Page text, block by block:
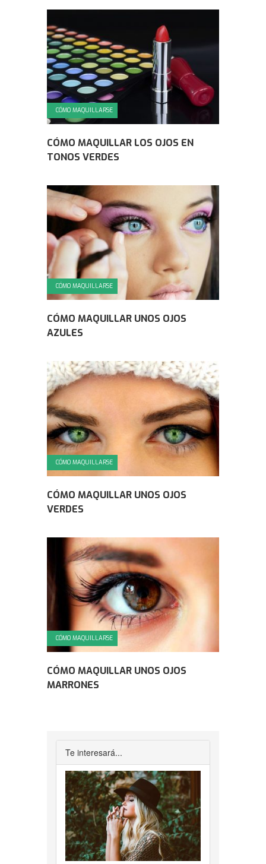
CÓMO MAQUILLARSE
CÓMO MAQUILLAR LOS OJOS EN
TONOS VERDES
CÓMO MAQUILLARSE
CÓMO MAQUILLAR UNOS OJOS
AZULES
CÓMO MAQUILLARSE
CÓMO MAQUILLAR UNOS OJOS
VERDES
CÓMO MAQUILLARSE
CÓMO MAQUILLAR UNOS OJOS
MARRONES
Te interesará...